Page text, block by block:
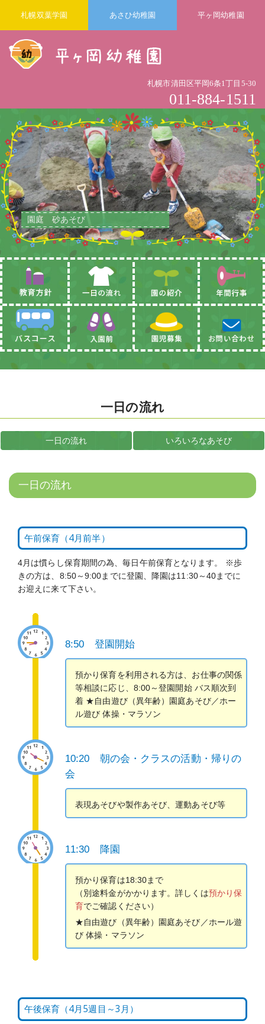
札幌双葉学園 あさひ幼稚園 平ヶ岡幼稚園
札幌市清田区平岡6条1丁目5-30
011-884-1511
園庭 栗あつめ
一日の流れ
一日の流れ いろいろなあそび
一日の流れ
午前保育（4月前半）
4月は慣らし保育期間の為、毎日午前保育となります。 ※歩
きの方は、8:50～9:00までに登園、降園は11:30～40までに
お迎えに来て下さい。
8:50 登園開始
預かり保育を利用される方は、お仕事の関係
等相談に応じ、8:00～登園開始 バス順次到
着 ★自由遊び（異年齢）園庭あそび／ホー
ル遊び 体操・マラソン
10:20 朝の会・クラスの活動・帰りの
会
表現あそびや製作あそび、運動あそび等
11:30 降園
預かり保育は18:30まで
（別途料金がかかります。詳しくは預かり保
育でご確認ください）
★自由遊び（異年齢）園庭あそび／ホール遊
び 体操・マラソン
午後保育（4月5週目～3月）